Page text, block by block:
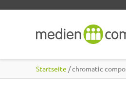
Startseite / chromatic